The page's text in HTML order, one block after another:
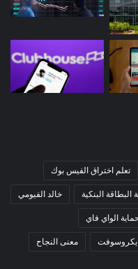
تعلم اختراق الفيس بوك
البطاقة البنكية خالد الفيومي
الواي فاي
معنى النجاح